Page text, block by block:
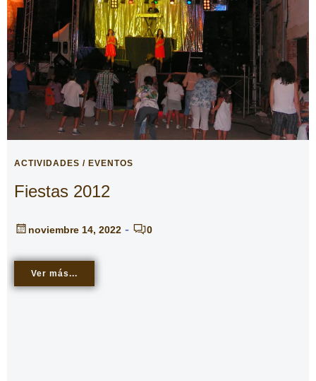
ACTIVIDADES / EVENTOS
Fiestas 2012
noviembre 14, 2022 - 0
Ver más...